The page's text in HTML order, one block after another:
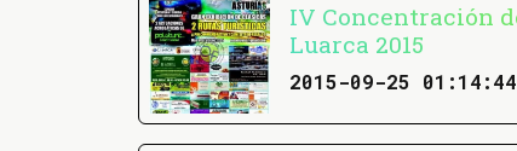
IV Concentración
Luarca 2015
2015-09-25 01:14:44